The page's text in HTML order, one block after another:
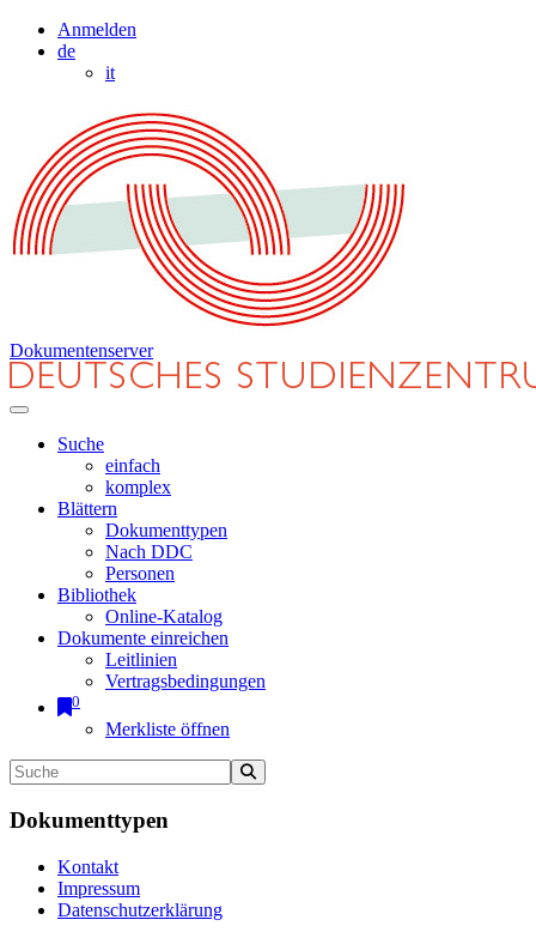
Anmelden
de
it
Dokumentenserver
Suche
einfach
komplex
Blättern
Dokumenttypen
Nach DDC
Personen
Bibliothek
Online-Katalog
Dokumente einreichen
Leitlinien
Vertragsbedingungen
0
Merkliste öffnen
Dokumenttypen
Kontakt
Impressum
Datenschutzerklärung